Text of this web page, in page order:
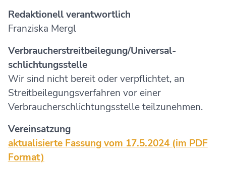
Redaktionell verantwortlich
Franziska Mergl
Verbraucher­streit­beilegung/Universal­
schlichtungs­stelle
Wir sind nicht bereit oder verpflichtet, an
Streitbeilegungsverfahren vor einer
Verbraucherschlichtungsstelle teilzunehmen.
Vereinsatzung
aktualisierte Fassung vom 17.5.2024 (im PDF
Format)